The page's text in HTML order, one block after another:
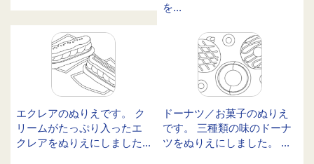
を...
エクレアのぬりえです。 ク
リームがたっぷり入ったエ
クレアをぬりえにしました...
ドーナツ／お菓子のぬりえ
です。 三種類の味のドーナ
ツをぬりえにしました。 ...